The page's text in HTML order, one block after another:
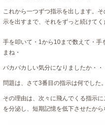
これから一つずつ指示を出します。
示を出すまで、それをずっと続けてく
手を叩いて・1から10まで数えて・手
まね・
バカバカしい気分になりましたか・
問題は、さて3番目の指示は何でした。
その理由は、次々に飛んでくる指示
を分泌し、短期記憶を低下させたから